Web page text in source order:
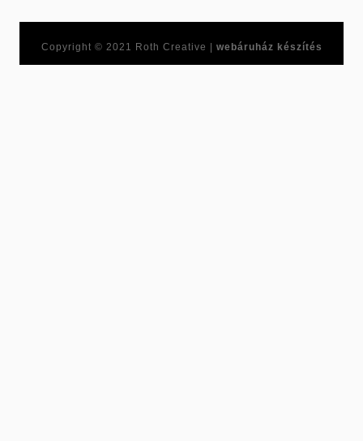
Copyright © 2021 Roth Creative | webáruház készítés